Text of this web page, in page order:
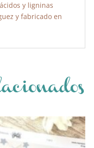
y ligninas
y fabricado en